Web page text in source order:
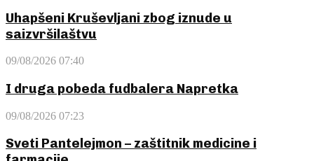
Uhapšeni Kruševljani zbog iznude u
saizvršilaštvu
09/08/2026 07:40
I druga pobeda fudbalera Napretka
09/08/2026 07:23
Sveti Pantelejmon – zaštitnik medicine i